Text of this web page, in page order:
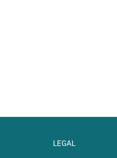
LEGAL